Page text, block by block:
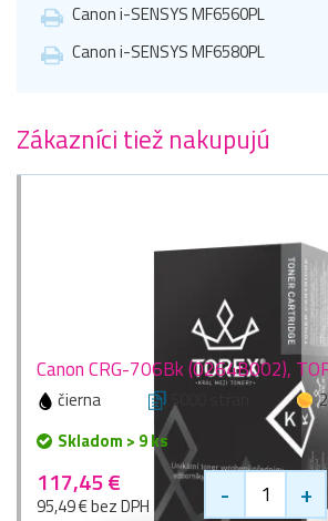
Canon i-SENSYS MF6560PL
Canon i-SENSYS MF6580PL
Zákazníci tiež nakupujú
Canon CRG-706Bk (0264B002),
čierna 5000 stran
Skladom > 9 ks
117,45 €
95,49 € bez DPH - +